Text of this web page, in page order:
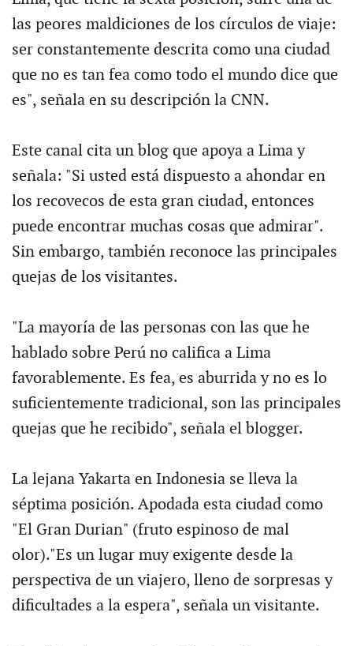
las peores maldiciones de los círculos de viaje:
ser constantemente descrita como una ciudad
que no es tan fea como todo el mundo dice que
es", señala en su descripción la CNN.
Este canal cita un blog que apoya a Lima y
señala: "Si usted está dispuesto a ahondar en
los recovecos de esta gran ciudad, entonces
puede encontrar muchas cosas que admirar".
Sin embargo, también reconoce las principales
quejas de los visitantes.
"La mayoría de las personas con las que he
hablado sobre Perú no califica a Lima
favorablemente. Es fea, es aburrida y no es lo
suficientemente tradicional, son las principales
quejas que he recibido", señala el blogger.
La lejana Yakarta en Indonesia se lleva la
séptima posición. Apodada esta ciudad como
"El Gran Durian" (fruto espinoso de mal
olor)."Es un lugar muy exigente desde la
perspectiva de un viajero, lleno de sorpresas y
dificultades a la espera", señala un visitante.